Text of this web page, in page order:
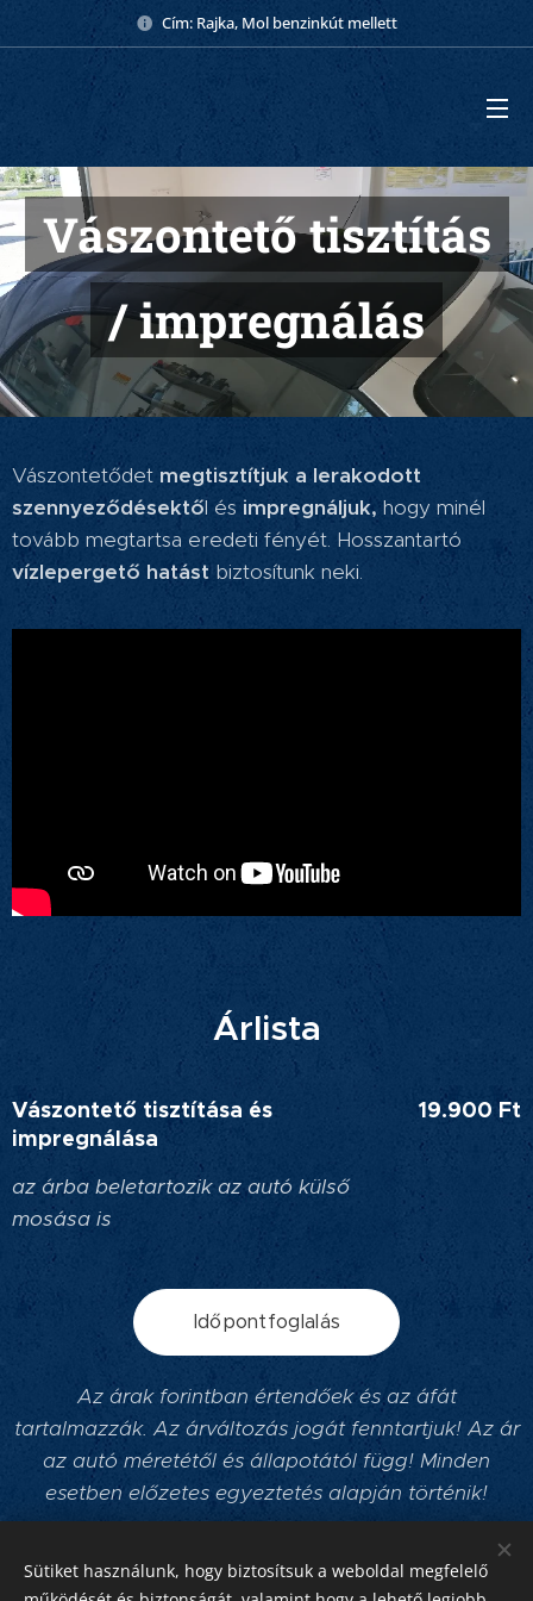
Cím: Rajka, Mol benzinkút mellett
Vászontető tisztítás
/ impregnálás
Vászontetődet megtisztítjuk a lerakodott
szennyeződésektől és impregnáljuk, hogy minél
tovább megtartsa eredeti fényét. Hosszantartó
vízlepergető hatást biztosítunk neki.
Árlista
Vászontető tisztítása és
impregnálása
az árba beletartozik az autó külső
mosása is
19.900 Ft
Időpontfoglalás
Az árak forintban értendőek és az áfát
tartalmazzák. Az árváltozás jogát fenntartjuk! Az ár
az autó méretétől és állapotától függ! Minden
esetben előzetes egyeztetés alapján történik!
Sütiket használunk, hogy biztosítsuk a weboldal megfelelő